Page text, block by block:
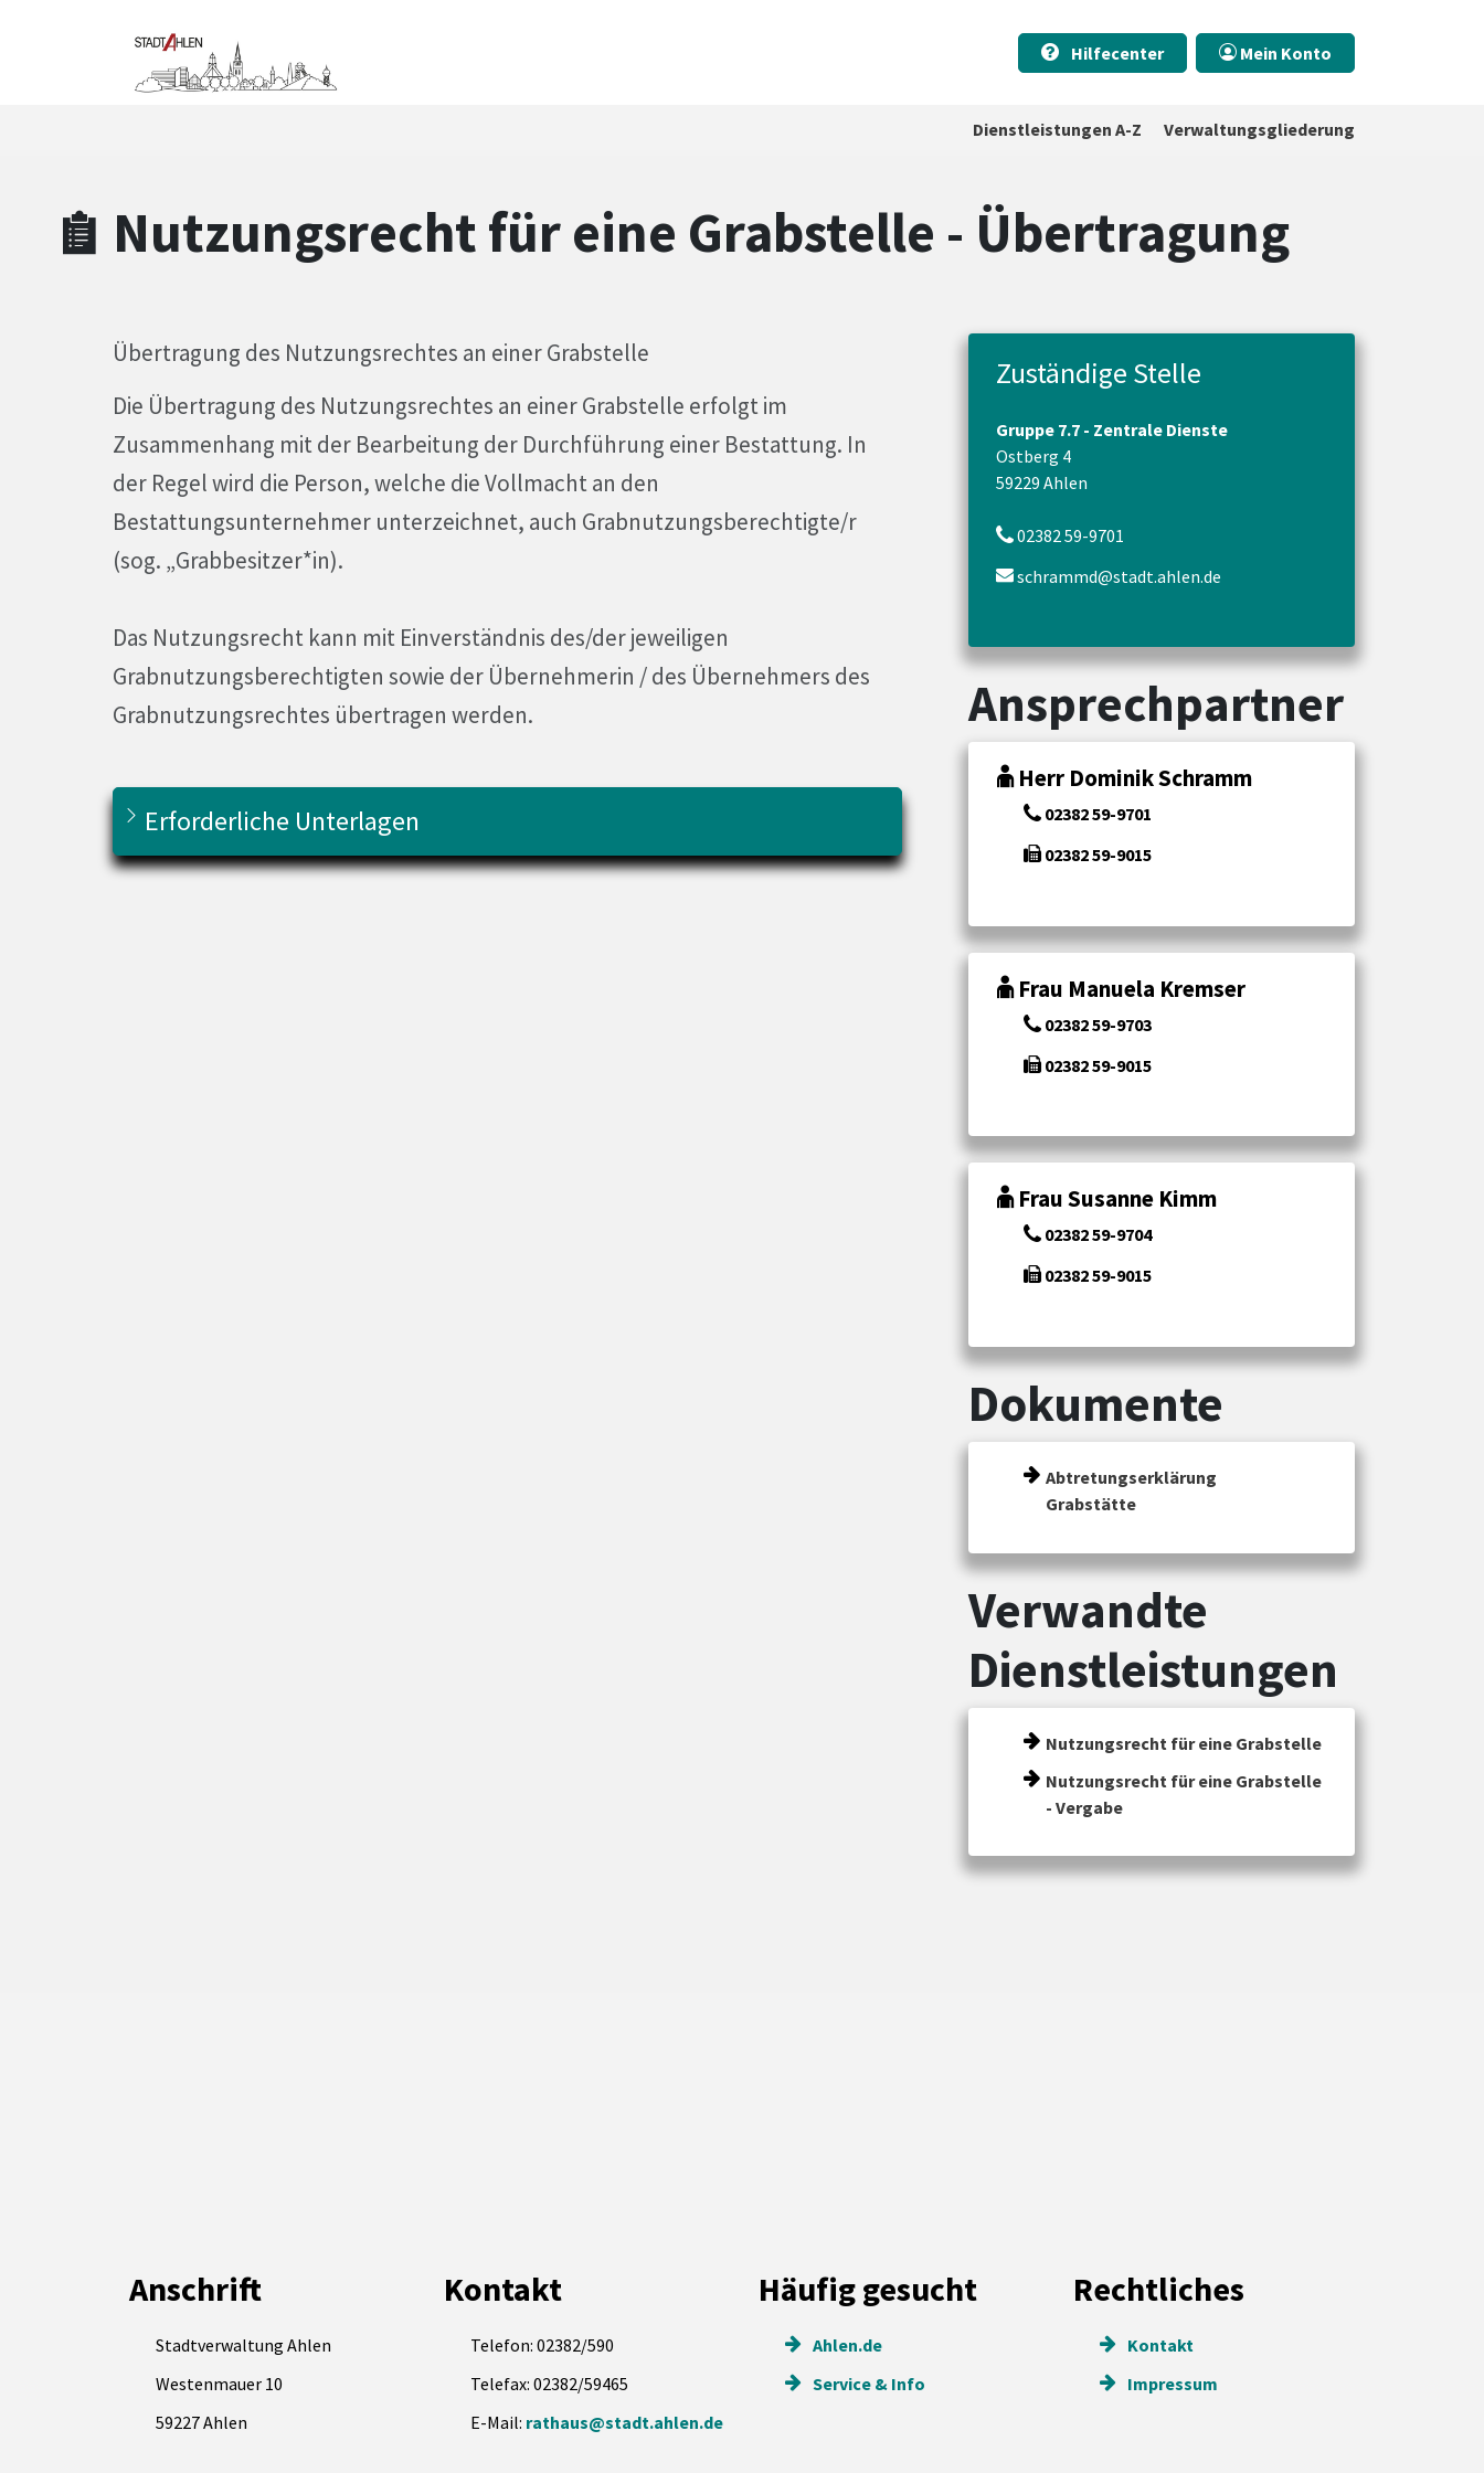
Zum Header
Zum Hauptinhalt
Zum Footer
Hilfecenter
Mein Konto
Dienstleistungen A-Z Verwaltungsgliederung
Nutzungsrecht für eine Grabstelle - Übertragung
Übertragung des Nutzungsrechtes an einer Grabstelle
Die Übertragung des Nutzungsrechtes an einer Grabstelle erfolgt im
Zusammenhang mit der Bearbeitung der Durchführung einer Bestattung. In
der Regel wird die Person, welche die Vollmacht an den
Bestattungsunternehmer unterzeichnet, auch Grabnutzungsberechtigte/r
(sog. „Grabbesitzer*in).
Das Nutzungsrecht kann mit Einverständnis des/der jeweiligen
Grabnutzungsberechtigten sowie der Übernehmerin / des Übernehmers des
Grabnutzungsrechtes übertragen werden.
Erforderliche Unterlagen
Zuständige Stelle
Gruppe 7.7 - Zentrale Dienste
Ostberg 4
59229 Ahlen
02382 59-9701
schrammd@stadt.ahlen.de
Ansprechpartner
Herr Dominik Schramm
02382 59-9701
02382 59-9015
Frau Manuela Kremser
02382 59-9703
02382 59-9015
Frau Susanne Kimm
02382 59-9704
02382 59-9015
Dokumente
Abtretungserklärung
Grabstätte
Verwandte
Dienstleistungen
Nutzungsrecht für eine Grabstelle
Nutzungsrecht für eine Grabstelle
- Vergabe
Anschrift
Stadtverwaltung Ahlen
Westenmauer 10
59227 Ahlen
Kontakt
Telefon: 02382/590
Telefax: 02382/59465
E-Mail: rathaus@stadt.ahlen.de
Häufig gesucht
Ahlen.de
Service & Info
Rechtliches
Kontakt
Impressum